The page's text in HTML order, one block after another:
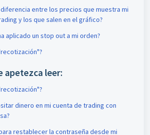
diferencia entre los precios que muestra mi
y los que salen en el gráfico?
aplicado un stop out a mi orden?
apetezca leer:
dinero en mi cuenta de trading con
restablecer la contraseña desde mi